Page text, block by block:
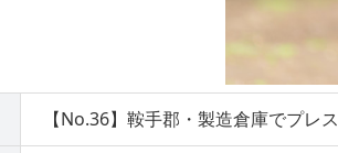
【No.36】鞍手郡・製造倉庫でプレス